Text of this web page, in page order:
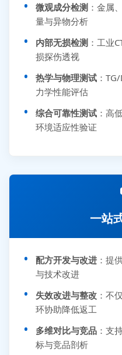
微观成分检测 ：金属
量与异物分析
内部无损检测 ：工业
损探伤透视
热学与物理测试 ：
力学性能评估
综合可靠性测试 ：高
环境适应性验证
一站
配方开发与改进 ：提
与技术改进
失效改进与整改 ：不
环协助降低返工
多维对比与竞品 ：支
标与竞品剖析